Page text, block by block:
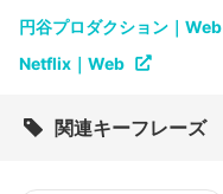
円谷プロダクション｜Web
Netflix｜Web
関連キーフレーズ